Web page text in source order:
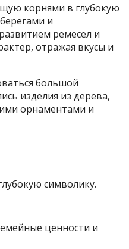
корнями в глубокую
и
ремесел и
отражая вкусы и
большой
изделия из дерева,
орнаментами и
символику.
ценности и